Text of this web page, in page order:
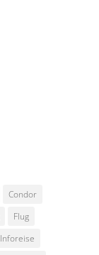
Condor
Flug
Inforeise